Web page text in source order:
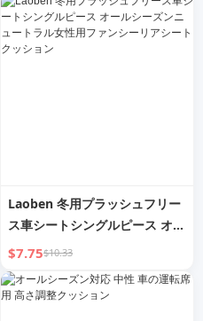
Laoben 冬用プラッシュフリー
ス車シートシングルピース オー
ルシーズンニュートラル女性用
ファンシーリアシートクッショ
ン
$7.75$10.33